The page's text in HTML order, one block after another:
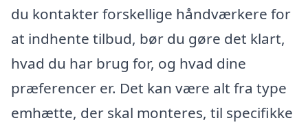
du kontakter forskellige håndværkere for
at indhente tilbud, bør du gøre det klart,
hvad du har brug for, og hvad dine
præferencer er. Det kan være alt fra type
emhætte, der skal monteres, til specifikke